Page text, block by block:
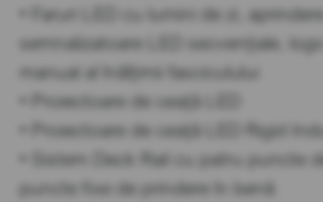
• Faruri LED cu lumini de zi,
semnalizatoare LED secvențiale,
manual al înălțimii fasciculului
• Proiectoare de ceață LED
• Proiectoare de ceață LED Rigid
• Sistem Deck Rail cu patru puncte
puncte fixe de prindere în benă